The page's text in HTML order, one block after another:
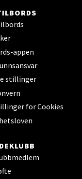
appen
stillinger
for Cookies
Velg